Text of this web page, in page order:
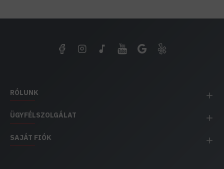
RÓLUNK
ÜGYFÉLSZOLGÁLAT
SAJÁT FIÓK